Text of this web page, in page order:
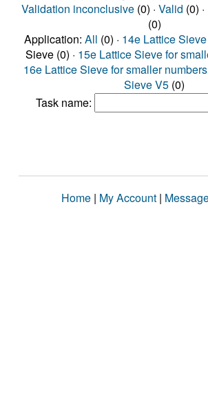
Validation inconclusive(0) · Valid (0) ·
(0)
Application: All (0) · 14e Lattice Sieve
Sieve (0) · 15e Lattice Sieve for
16e Lattice Sieve for smaller numbers
Sieve V5 (0)
Task name:
Home | My Account |